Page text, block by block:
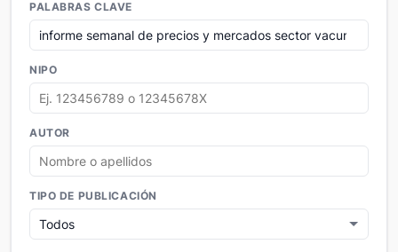
PALABRAS CLAVE
NIPO
AUTOR
TIPO DE PUBLICACIÓN